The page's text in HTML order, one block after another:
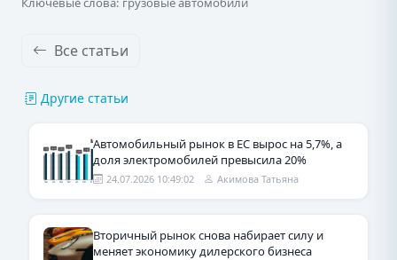
Все статьи
Другие статьи
Автомобильный рынок в ЕС вырос на 5,7%, а
доля электромобилей превысила 20%
24.07.2026 10:49:02 Акимова Татьяна
Вторичный рынок снова набирает силу и
меняет экономику дилерского бизнеса